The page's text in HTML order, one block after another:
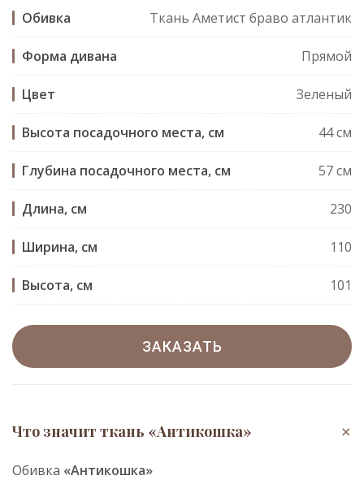
Обивка Ткань Аметист браво атлантик
Форма дивана Прямой
Цвет Зеленый
Высота посадочного места, см 44 см
Глубина посадочного места, см 57 см
Длина, см 230
Ширина, см 110
Высота, см 101
ЗАКАЗАТЬ
Что значит ткань «Антикошка» +
Обивка «Антикошка»